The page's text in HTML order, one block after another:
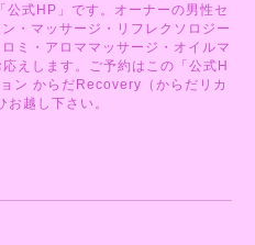
式HP」です。オーナーの男性セ
・マッサージ・リフレクソロジー
ミ・アロママッサージ・オイルマ
えします。ご予約はこの「公式H
ン からだRecovery（からだリカ
お越し下さい。